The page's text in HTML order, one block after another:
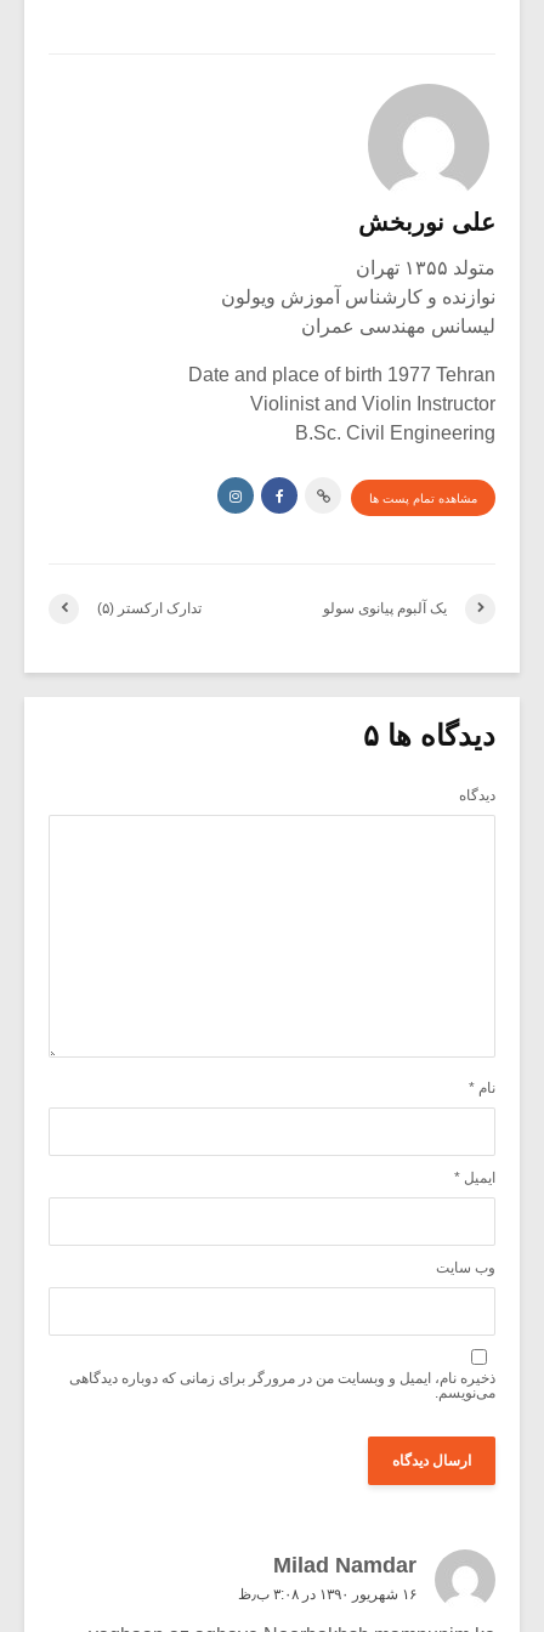
علی نوربخش
متولد ۱۳۵۵ تهران
نوازنده و کارشناس آموزش ویولون
لیسانس مهندسی عمران
Date and place of birth 1977 Tehran
Violinist and Violin Instructor
B.Sc. Civil Engineering
مشاهده تمام پست ها
تدارک ارکستر (۵) یک آلبوم پیانوی سولو
دیدگاه ها ۵
دیدگاه
نام *
ایمیل *
وب‌ سایت
ذخیره نام، ایمیل و وبسایت من در مرورگر برای زمانی که دوباره دیدگاهی
می‌نویسم.
Milad Namdar
۱۶ شهریور ۱۳۹۰ در ۳:۰۸ ب٫ظ